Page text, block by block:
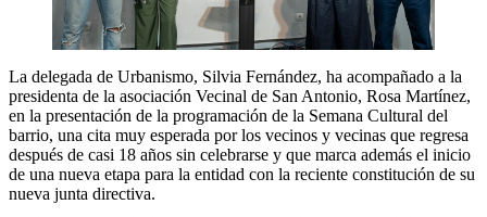
La delegada de Urbanismo, Silvia Fernández, ha acompañado a la
presidenta de la asociación Vecinal de San Antonio, Rosa Martínez,
en la presentación de la programación de la Semana Cultural del
barrio, una cita muy esperada por los vecinos y vecinas que regresa
después de casi 18 años sin celebrarse y que marca además el inicio
de una nueva etapa para la entidad con la reciente constitución de su
nueva junta directiva.